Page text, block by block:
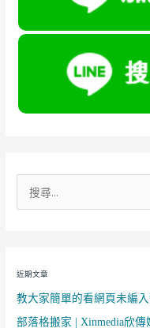
:
近期文章
教大家簡單的看網頁未編
部落格搬家 | Xinmedia欣傳